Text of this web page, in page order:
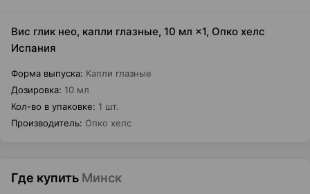
Вис глик нео, капли глазные, 10 мл ×1, Опко хелс
Испания
Форма выпуска: Капли глазные
Дозировка: 10 мл
Кол-во в упаковке: 1 шт.
Производитель: Опко хелс
Где купить Минск